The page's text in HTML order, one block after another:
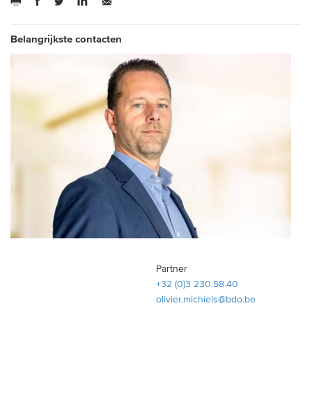
Belangrijkste contacten
Partner
+32 (0)3 230.58.40
olivier.michiels@bdo.be